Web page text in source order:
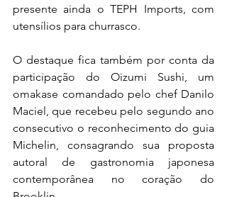
presente ainda o TEPH Imports, com
utensílios para churrasco.
O destaque fica também por conta da
participação do Oizumi Sushi, um
omakase comandado pelo chef Danilo
Maciel, que recebeu pelo segundo ano
consecutivo o reconhecimento do guia
Michelin, consagrando sua proposta
autoral de gastronomia japonesa
contemporânea no coração do